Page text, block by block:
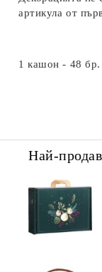
артикула от
1 кашон - 48 бр.
Най-